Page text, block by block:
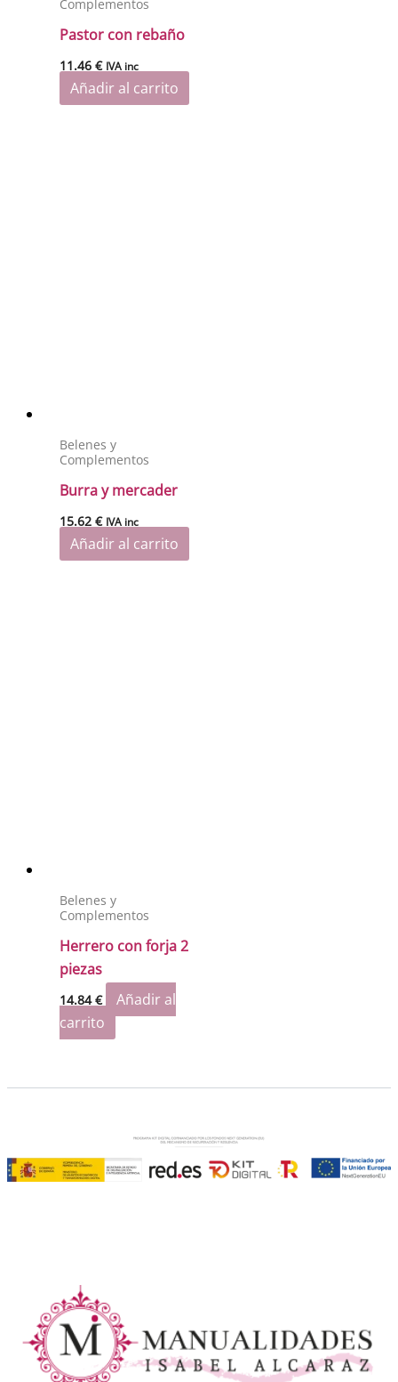
Complementos
Pastor con rebaño
11.46€ IVA inc
Añadir al carrito
Belenes y
Complementos
Burra y mercader
15.62€ IVA inc
Añadir al carrito
Belenes y
Complementos
Herrero con forja 2
piezas
14.84€
Añadir al
carrito